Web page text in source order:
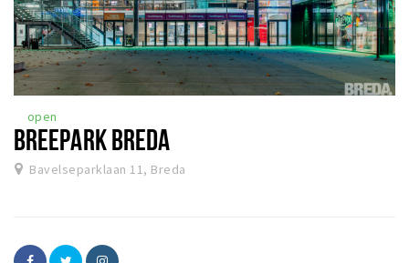
open
BREEPARK BREDA
Bavelseparklaan 11, Breda